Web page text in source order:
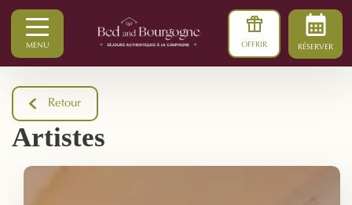
OFFRIR RÉSERVER
MENU
Retour
Artistes